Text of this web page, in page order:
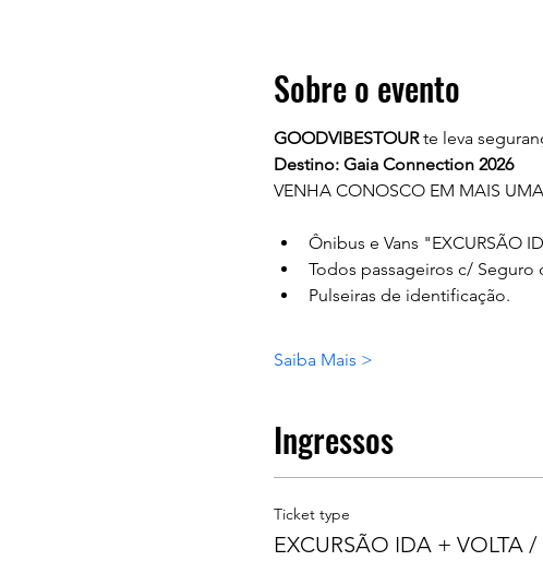
Sobre o evento
GOODVIBESTOUR te leva
Destino: Gaia Connection 2026
VENHA CONOSCO EM MAIS
Ônibus e Vans "EXCURSÃO
Todos passageiros c/ Seguro
Pulseiras de identificação.
Saiba Mais >
Ingressos
Ticket type
EXCURSÃO IDA + VOLTA /